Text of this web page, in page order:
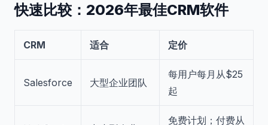
快速比较：2026年最佳CRM软件
CRM 适合 定价
Salesforce 大型企业团队
每用户每月从$25
起
免费计划；付费从